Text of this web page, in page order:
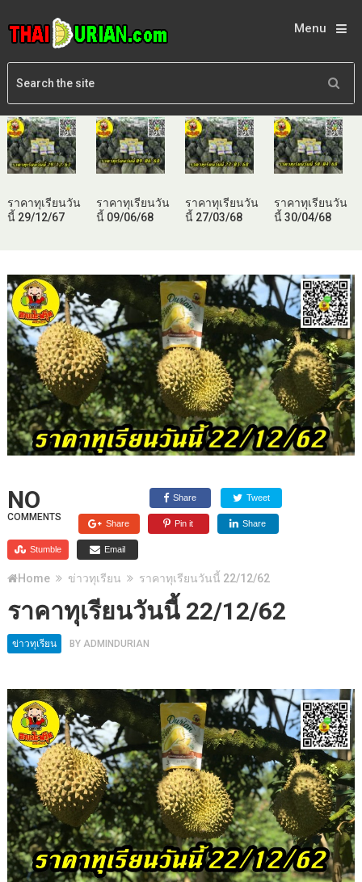
Menu
ราคาทุเรียนวัน
นี้ 29/12/67
ราคาทุเรียนวัน
นี้ 09/06/68
ราคาทุเรียนวัน
นี้ 27/03/68
ราคาทุเรียนวัน
นี้ 30/04/68
NO
COMMENTS
Share Tweet
Share Pin it Share
Stumble Email
Home ข่าวทุเรียน ราคาทุเรียนวันนี้ 22/12/62
ราคาทุเรียนวันนี้ 22/12/62
ข่าวทุเรียน BY ADMINDURIAN